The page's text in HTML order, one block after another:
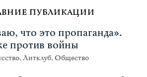
ПУБЛИКАЦИИ
что это пропаганда».
против войны
,Литклуб,Общество